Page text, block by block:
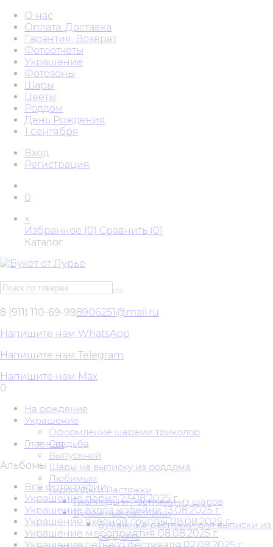
О нас
Оплата. Доставка
Гарантия. Возврат
Фотоотчеты
Украшение
Фотозоны
Шары
Цветы
Роддом
День Рождения
1 сентября
Вход
Регистрация
0
×
Избранное (0) Сравнить (0)
Каталог
8 (911) 110-69-998906251@mail.ru
Напишите нам WhatsApp
Напишите нам Telegram
Напишите нам Max
0
На рождение
Украшение
Оформление шарами триколор
Свадьба
Выпускной
Шары на выписку из роддома
Любимым
Гирлянды и Растяжки
Гирлянды и Растяжки из шаров
Бумажные растяжки
Бумажные растяжки для выписки из
роддома
Главная
Альбомы
Все фотографии
Украшение перил 23.08.2025 г.
Украшение входа кофейни 13.08.2025 г.
Украшение входной группы 08.08.2025 г.
Украшение мероприятия 08.08.2025 г.